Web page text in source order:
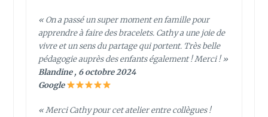
« On a passé un super moment en famille pour
apprendre à faire des bracelets. Cathy a une joie de
vivre et un sens du partage qui portent. Très belle
pédagogie auprès des enfants également ! Merci ! »
Blandine , 6 octobre 2024
Google
« Merci Cathy pour cet atelier entre collègues !